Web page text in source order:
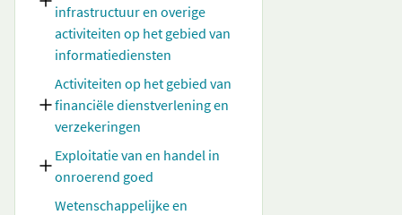
infrastructuur en overige
activiteiten op het gebied van
informatiediensten
Activiteiten op het gebied van
financiële dienstverlening en
verzekeringen
Exploitatie van en handel in
onroerend goed
Wetenschappelijke en